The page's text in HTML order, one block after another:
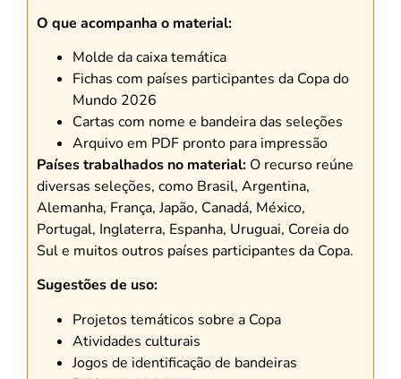
O que acompanha o material:
Molde da caixa temática
Fichas com países participantes da Copa do
Mundo 2026
Cartas com nome e bandeira das seleções
Arquivo em PDF pronto para impressão
Países trabalhados no material: O recurso reúne
diversas seleções, como Brasil, Argentina,
Alemanha, França, Japão, Canadá, México,
Portugal, Inglaterra, Espanha, Uruguai, Coreia do
Sul e muitos outros países participantes da Copa.
Sugestões de uso:
Projetos temáticos sobre a Copa
Atividades culturais
Jogos de identificação de bandeiras